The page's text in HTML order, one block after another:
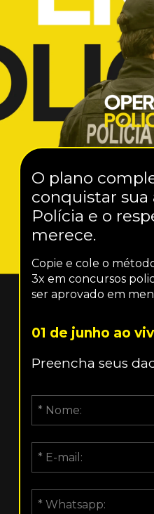
Preencha seus
O plano
conquistar sua
Polícia e o
merece.
Copie e cole o
3x em concursos
ser aprovado em
01 de junho ao